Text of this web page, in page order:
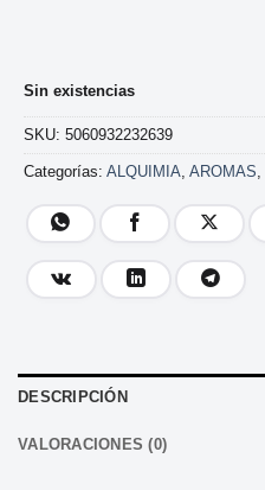
Sin existencias
SKU: 5060932232639
Categorías: ALQUIMIA AROMAS
DESCRIPCIÓN
VALORACIONES (0)